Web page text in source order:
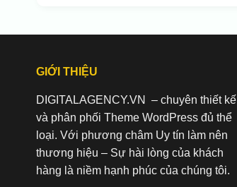
GIỚI THIỆU
DIGITALAGENCY.VN – chuyên thiết kế
và phân phối Theme WordPress đủ thể
loại. Với phương châm Uy tín làm nên
thương hiệu – Sự hài lòng của khách
hàng là niềm hạnh phúc của chúng tôi.